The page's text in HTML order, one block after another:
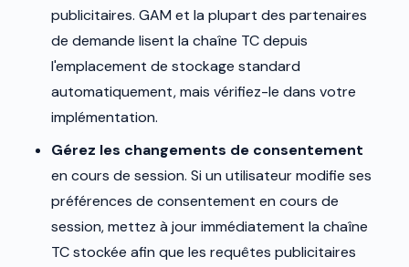
publicitaires. GAM et la plupart des partenaires
de demande lisent la chaîne TC depuis
l'emplacement de stockage standard
automatiquement, mais vérifiez-le dans votre
implémentation.
Gérez les changements de consentement
en cours de session. Si un utilisateur modifie ses
préférences de consentement en cours de
session, mettez à jour immédiatement la chaîne
TC stockée afin que les requêtes publicitaires